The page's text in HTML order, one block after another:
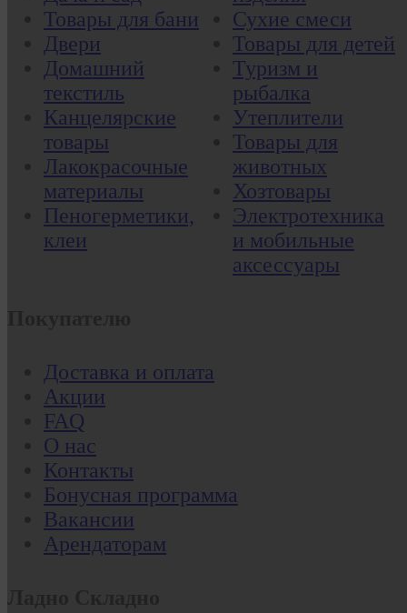
Товары для бани
Двери
Домашний
текстиль
Канцелярские
товары
Лакокрасочные
материалы
Пеногерметики,
клеи
Сухие смеси
Товары для детей
Туризм и
рыбалка
Утеплители
Товары для
животных
Хозтовары
Электротехника
и мобильные
аксессуары
Доставка и оплата
Акции
FAQ
О нас
Контакты
Бонусная программа
Вакансии
Арендаторам